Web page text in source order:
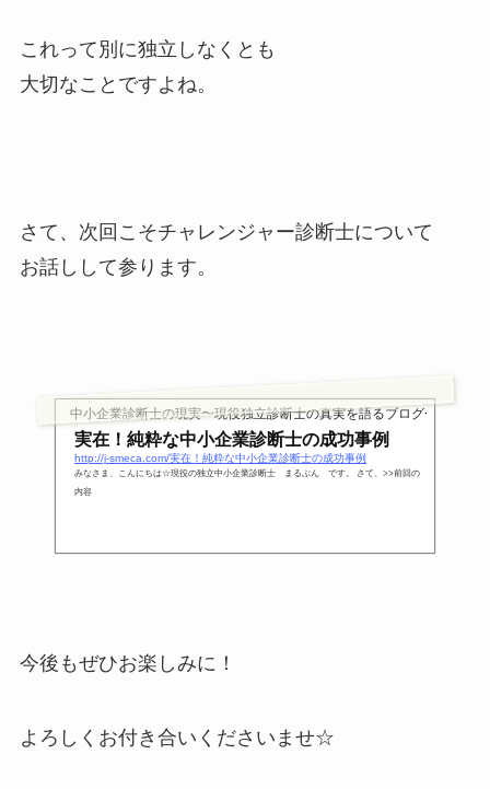
これって別に独立しなくとも
大切なことですよね。
さて、次回こそチャレンジャー診断士について
お話しして参ります。
中小企業診断士の現実〜現役独立診断士の真実を語るブログ〜
実在！純粋な中小企業診断士の成功事例
http://j-smeca.com/実在！純粋な中小企業診断士の成功事例
みなさま、こんにちは☆現役の独立中小企業診断士 まるぶん です。 さて、>>前回の
内容
今後もぜひお楽しみに！
よろしくお付き合いくださいませ☆